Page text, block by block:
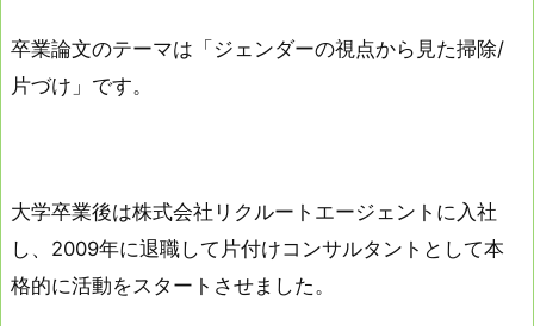
卒業論文のテーマは「ジェンダーの視点から見た掃除/
片づけ」です。
大学卒業後は株式会社リクルートエージェントに入社
し、2009年に退職して片付けコンサルタントとして本
格的に活動をスタートさせました。